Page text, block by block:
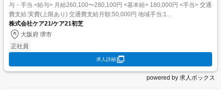
与・手当 <給与> 月給260,100〜280,100円 <基本給> 180,000円 <手当> 交通
費支給:実費(上限あり) 交通費支給月額:50,000円 地域手当:1...
株式会社ケア21/ケア21初芝
大阪府 堺市
正社員
求人詳細
powered by 求人ボックス